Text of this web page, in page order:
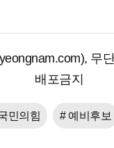
무
배포금지
민의힘 # 예비후보